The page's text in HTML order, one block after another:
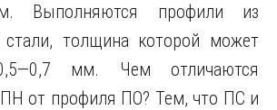
профили из
стали, толщина которой может
мм. Чем отличаются
от профиля ПО? Тем, что ПС и